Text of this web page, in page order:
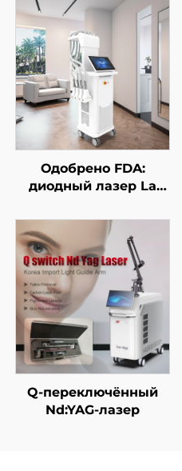
Одобрено FDA:
диодный лазер La
снижения жировой
массы и целлюлита,
1060 нм — аппарат
для коррекции
фигуры и похудения
Q-переключённый
Nd:YAG-лазер